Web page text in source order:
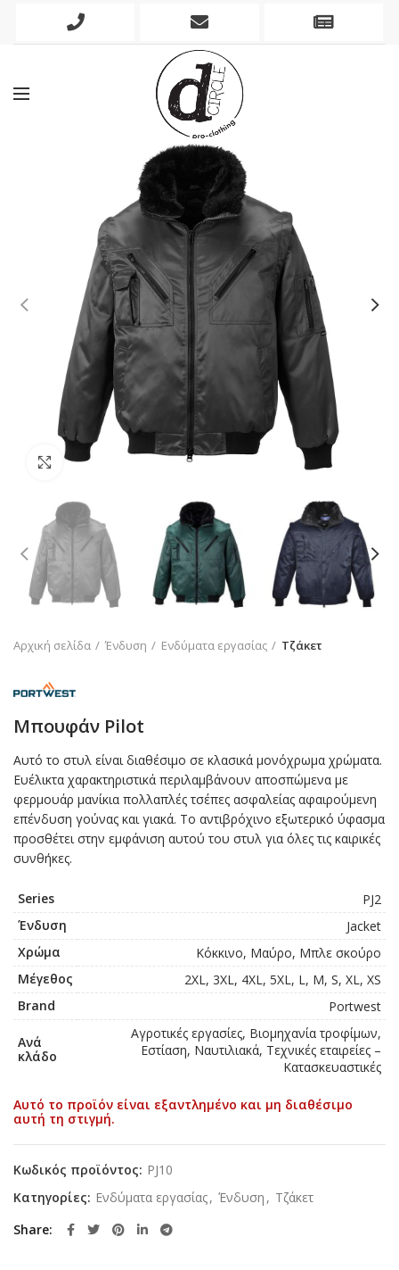
Phone
Mobile
Click to enlarge
Αρχική σελίδα Ένδυση Ενδύματα εργασίας Τζάκετ
Μπουφάν Pilot
Αυτό το στυλ είναι διαθέσιμο σε κλασικά μονόχρωμα χρώματα.
Ευέλικτα χαρακτηριστικά περιλαμβάνουν αποσπώμενα με
φερμουάρ μανίκια πολλαπλές τσέπες ασφαλείας αφαιρούμενη
επένδυση γούνας και γιακά. Το αντιβρόχινο εξωτερικό ύφασμα
προσθέτει στην εμφάνιση αυτού του στυλ για όλες τις καιρικές
συνθήκες.
Series
PJ2
Ένδυση
Jacket
Χρώμα
Κόκκινο, Μαύρο, Μπλε σκούρο
Μέγεθος
2XL, 3XL, 4XL, 5XL, L, M, S, XL, XS
Brand
Portwest
Ανά
κλάδο
Αγροτικές εργασίες, Βιομηχανία τροφίμων,
Εστίαση, Ναυτιλιακά, Τεχνικές εταιρείες –
Κατασκευαστικές
Αυτό το προϊόν είναι εξαντλημένο και μη διαθέσιμο
αυτή τη στιγμή.
Κωδικός προϊόντος: PJ10
Κατηγορίες: Ενδύματα εργασίας, Ένδυση , Τζάκετ
Share